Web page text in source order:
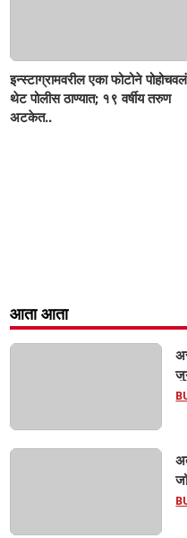
इन्स्टाग्रामवरील एका फोटोने पोहोचवलं
थेट पोलीस ठाण्यात; १९ वर्षीय तरुण
अटकेत..
आता आता